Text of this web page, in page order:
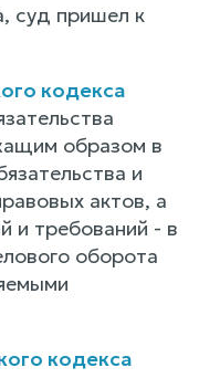
суд пришел к
кодекса
образом в
и
актов, а
и требований - в
оборота
кодекса